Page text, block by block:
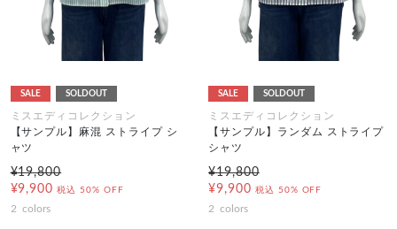
SALE SOLDOUT
ミスエディコレクション
【サンプル】麻混 ストライプ シ
ャツ
¥19,800
¥9,900 税込 50% OFF
2 colors
SALE SOLDOUT
ミスエディコレクション
【サンプル】ランダム ストライプ
シャツ
¥19,800
¥9,900 税込 50% OFF
2 colors